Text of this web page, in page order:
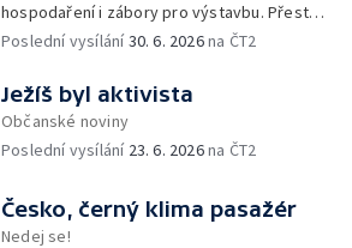
hospodaření i zábory pro výstavbu. Přesto
česká vláda připravuje změny, které by část
Poslední vysílání30. 6. 2026na ČT2
Ježíš byl aktivista
Občanské noviny
Poslední vysílání 23. 6. 2026na ČT2
Česko, černý klima pasažér
Nedej se!